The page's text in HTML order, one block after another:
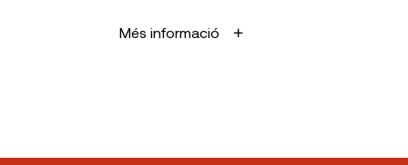
Més informació